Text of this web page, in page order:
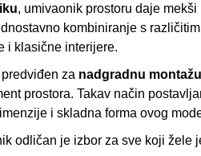
, umivaonik prostoru daje
kombiniranje s
i klasične interijere.
za nadgradnu montažu
prostora. Takav način
i skladna forma ovog
odličan je izbor za sve koji žele